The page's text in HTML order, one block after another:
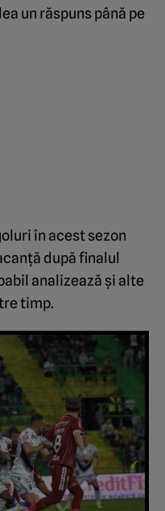
un răspuns până pe
în acest sezon
după finalul
analizează și alte
timp.